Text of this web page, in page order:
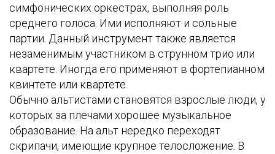
симфонических оркестрах, выполняя роль
среднего голоса. Ими исполняют и сольные
партии. Данный инструмент также является
незаменимым участником в струнном трио или
квартете. Иногда его применяют в фортепианном
квинтете или квартете.
Обычно альтистами становятся взрослые люди, у
которых за плечами хорошее музыкальное
образование. На альт нередко переходят
скрипачи, имеющие крупное телосложение. В